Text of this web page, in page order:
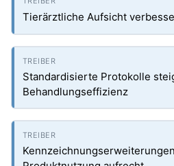
Tierärztliche Aufsicht
Standardisierte Protokolle
Behandlungseffizienz